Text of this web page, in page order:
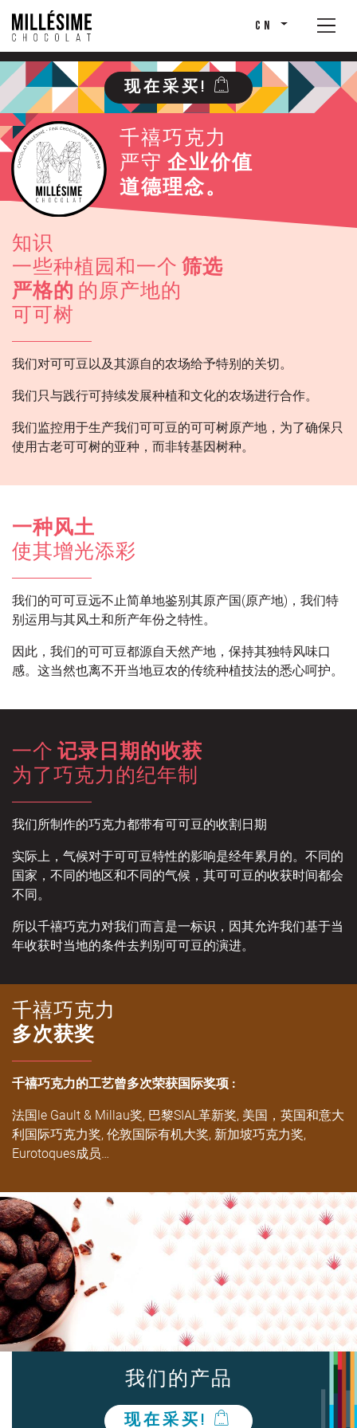
CN
现在采买!
千禧巧克力
严守 企业价值
道德理念。
知识
一些种植园和一个 筛选
严格的 的原产地的
可可树
我们对可可豆以及其源自的农场给予特别的关切。
我们只与践行可持续发展种植和文化的农场进行合作。
我们监控用于生产我们可可豆的可可树原产地，为了确保只
使用古老可可树的亚种，而非转基因树种。
一种风土
使其增光添彩
我们的可可豆远不止简单地鉴别其原产国(原产地)，我们特
别运用与其风土和所产年份之特性。
因此，我们的可可豆都源自天然产地，保持其独特风味口
感。这当然也离不开当地豆农的传统种植技法的悉心呵护。
一个 记录日期的收获
为了巧克力的纪年制
我们所制作的巧克力都带有可可豆的收割日期
实际上，气候对于可可豆特性的影响是经年累月的。不同的
国家，不同的地区和不同的气候，其可可豆的收获时间都会
不同。
所以千禧巧克力对我们而言是一标识，因其允许我们基于当
年收获时当地的条件去判别可可豆的演进。
千禧巧克力
多次获奖
千禧巧克力的工艺曾多次荣获国际奖项 :
法国le Gault & Millau奖, 巴黎SIAL革新奖, 美国，英国和意大
利国际巧克力奖, 伦敦国际有机大奖, 新加坡巧克力奖,
Eurotoques成员…
我们的产品
现在采买!